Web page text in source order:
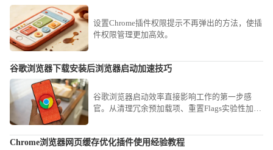
设置Chrome插件权限提示不再弹出的方法，使插
件权限管理更加高效。
谷歌浏览器下载安装后浏览器启动加速技巧
谷歌浏览器启动效率直接影响工作的第一步感
官。从清理冗余预加载项、重置Flags实验性加速
在有效降低系统资源占用的同时，让每一次开启
Chrome浏览器网页缓存优化插件使用经验教程